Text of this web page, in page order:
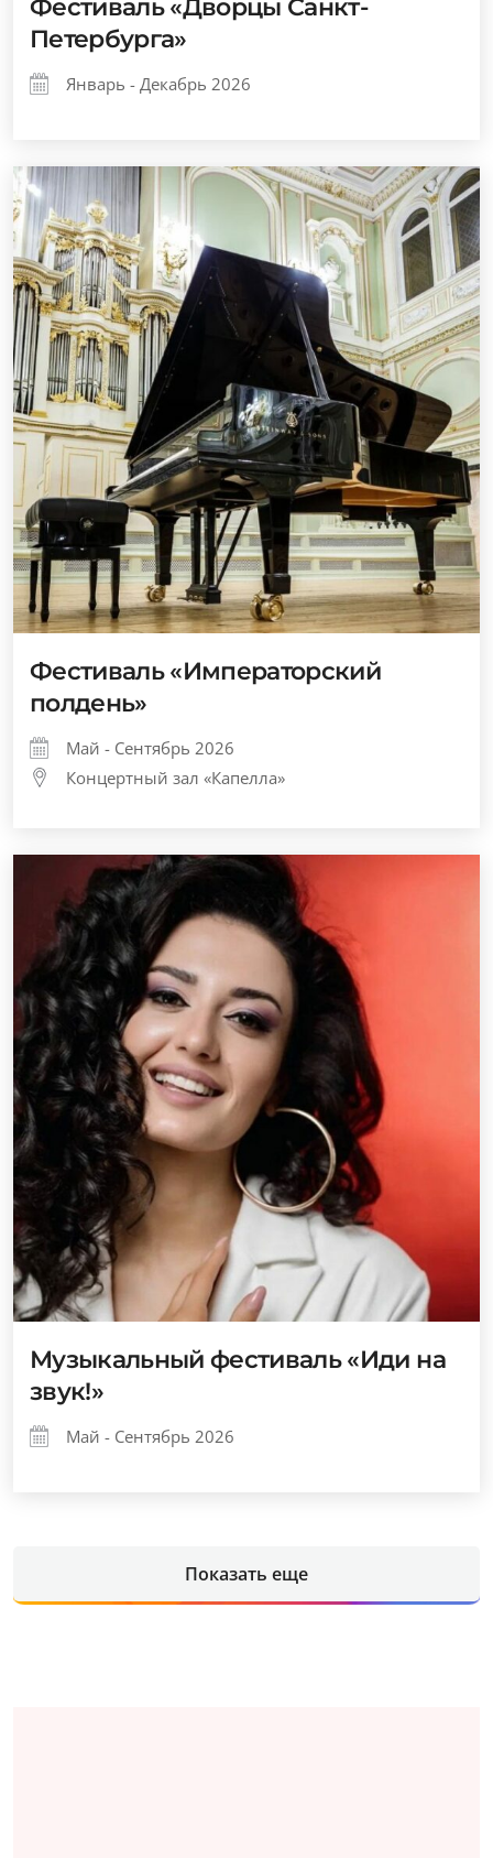
Фестиваль «Дворцы Санкт-
Петербурга»
Январь - Декабрь 2026
Фестиваль «Императорский
полдень»
Май - Сентябрь 2026
Концертный зал «Капелла»
Музыкальный фестиваль «Иди на
звук!»
Май - Сентябрь 2026
Показать еще